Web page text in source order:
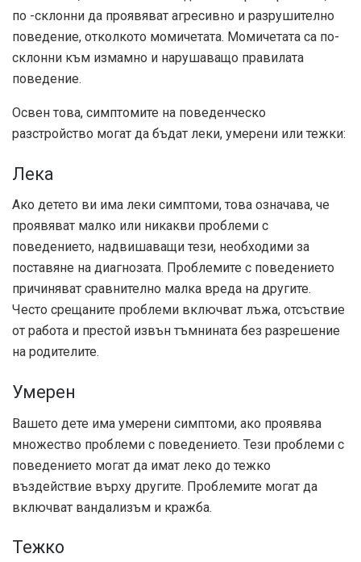
по -склонни да проявяват агресивно и разрушително
поведение, отколкото момичетата. Момичетата са по-
склонни към измамно и нарушаващо правилата
поведение.
Освен това, симптомите на поведенческо
разстройство могат да бъдат леки, умерени или тежки:
Лека
Ако детето ви има леки симптоми, това означава, че
проявяват малко или никакви проблеми с
поведението, надвишаващи тези, необходими за
поставяне на диагнозата. Проблемите с поведението
причиняват сравнително малка вреда на другите.
Често срещаните проблеми включват лъжа, отсъствие
от работа и престой извън тъмнината без разрешение
на родителите.
Умерен
Вашето дете има умерени симптоми, ако проявява
множество проблеми с поведението. Тези проблеми с
поведението могат да имат леко до тежко
въздействие върху другите. Проблемите могат да
включват вандализъм и кражба.
Тежко